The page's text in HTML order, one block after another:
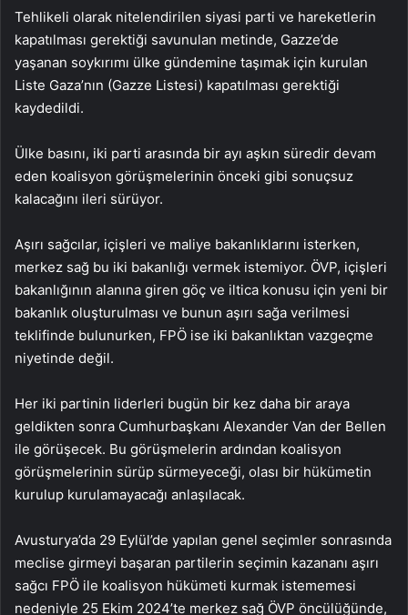
Tehlikeli olarak nitelendirilen siyasi parti ve hareketlerin
kapatılması gerektiği savunulan metinde, Gazze’de
yaşanan soykırımı ülke gündemine taşımak için kurulan
Liste Gaza’nın (Gazze Listesi) kapatılması gerektiği
kaydedildi.
Ülke basını, iki parti arasında bir ayı aşkın süredir devam
eden koalisyon görüşmelerinin önceki gibi sonuçsuz
kalacağını ileri sürüyor.
Aşırı sağcılar, içişleri ve maliye bakanlıklarını isterken,
merkez sağ bu iki bakanlığı vermek istemiyor. ÖVP, içişleri
bakanlığının alanına giren göç ve iltica konusu için yeni bir
bakanlık oluşturulması ve bunun aşırı sağa verilmesi
teklifinde bulunurken, FPÖ ise iki bakanlıktan vazgeçme
niyetinde değil.
Her iki partinin liderleri bugün bir kez daha bir araya
geldikten sonra Cumhurbaşkanı Alexander Van der Bellen
ile görüşecek. Bu görüşmelerin ardından koalisyon
görüşmelerinin sürüp sürmeyeceği, olası bir hükümetin
kurulup kurulamayacağı anlaşılacak.
Avusturya’da 29 Eylül’de yapılan genel seçimler sonrasında
meclise girmeyi başaran partilerin seçimin kazananı aşırı
sağcı FPÖ ile koalisyon hükümeti kurmak istememesi
nedeniyle 25 Ekim 2024’te merkez sağ ÖVP öncülüğünde,